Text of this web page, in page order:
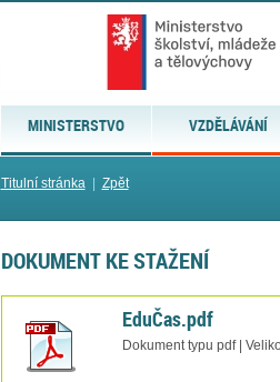
MINISTERSTVO VZDĚLÁVÁNÍ
Titulní stránka| Zpět
DOKUMENT KE STAŽENÍ
EduČas.pdf
Dokument typu pdf |